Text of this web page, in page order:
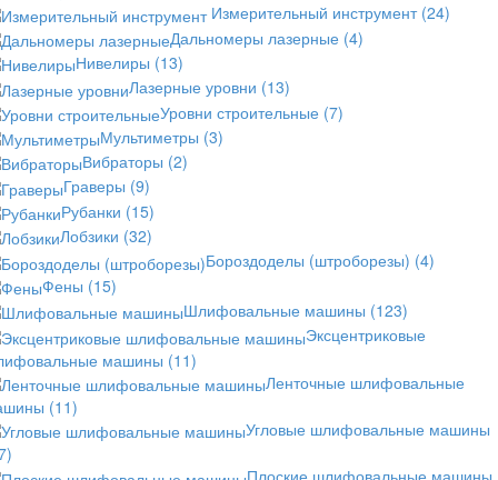
Измерительный инструмент (24)
Дальномеры лазерные (4)
Нивелиры (13)
Лазерные уровни (13)
Уровни строительные (7)
Мультиметры (3)
Вибраторы (2)
Граверы (9)
Рубанки (15)
Лобзики (32)
Бороздоделы (штроборезы) (4)
Фены (15)
Шлифовальные машины (123)
Эксцентриковые
машины (11)
Ленточные шлифовальные
(11)
Угловые шлифовальные машины